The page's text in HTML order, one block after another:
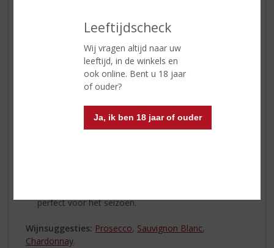
Leeftijdscheck
Wij vragen altijd naar uw
leeftijd, in de winkels en
ook online. Bent u 18 jaar
of ouder?
Ja, ik ben 18 jaar of ouder
Smakelijk Pasen
Lekker eten is een belangrijk onderdeel van Pasen. Hier
zijn enkele ideeën voor een smakelijk Paasmenu:
Paasbrood: Een traditioneel, rijkgevuld zoet brood.
perfect voor het seizoen.
Wijnsuggesties: Prosecco, Sauvignon Blanc,
Chardonnay.